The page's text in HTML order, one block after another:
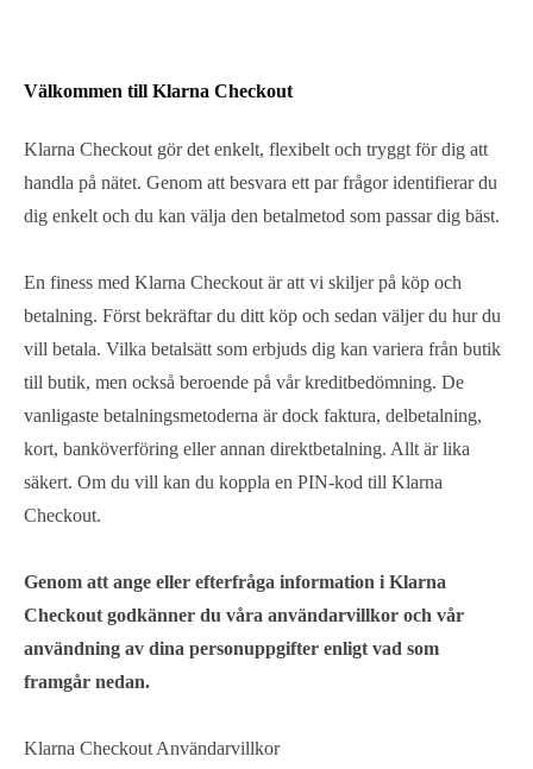
Välkommen till Klarna Checkout
Klarna Checkout gör det enkelt, flexibelt och tryggt för dig att
handla på nätet. Genom att besvara ett par frågor identifierar du
dig enkelt och du kan välja den betalmetod som passar dig bäst.
En finess med Klarna Checkout är att vi skiljer på köp och
betalning. Först bekräftar du ditt köp och sedan väljer du hur du
vill betala. Vilka betalsätt som erbjuds dig kan variera från butik
till butik, men också beroende på vår kreditbedömning. De
vanligaste betalningsmetoderna är dock faktura, delbetalning,
kort, banköverföring eller annan direktbetalning. Allt är lika
säkert. Om du vill kan du koppla en PIN-kod till Klarna
Checkout.
Genom att ange eller efterfråga information i Klarna
Checkout godkänner du våra användarvillkor och vår
användning av dina personuppgifter enligt vad som
framgår nedan.
Klarna Checkout Användarvillkor